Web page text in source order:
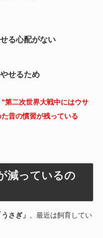
る心配がない
せるため
”第二次世界大戦中にはウサ
昔の慣習が残っている
減っているの
うさぎ」 。最近は飼育してい